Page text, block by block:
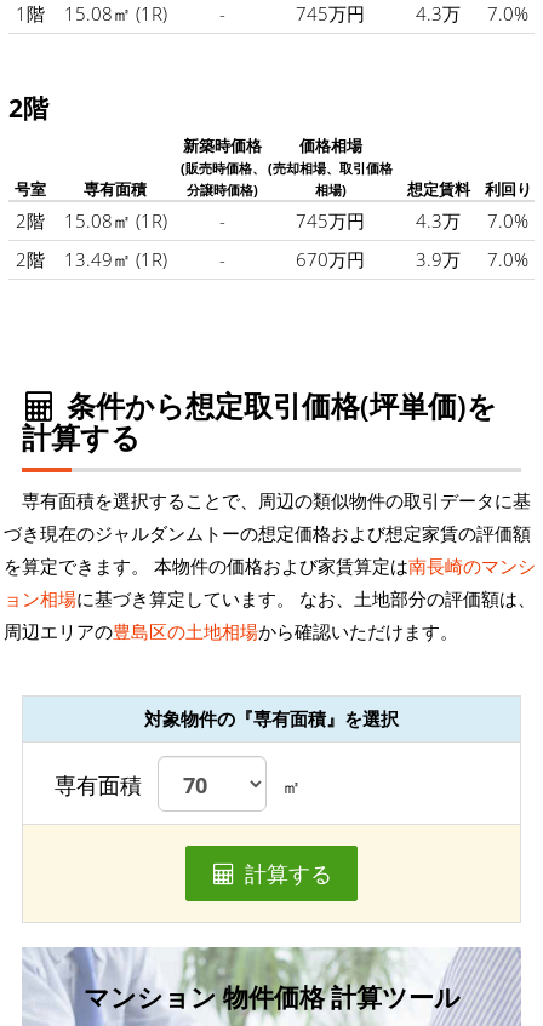
1階
15.08㎡ (1R) - 745万円 4.3万 7.0%
2階
号室 専有面積
新築時価格
(販売時価格、
分譲時価格)
価格相場
(売却相場、取引価格
相場)
想定賃料 利回り
2階 15.08㎡ (1R) - 745万円 4.3万
7.0%
2階
13.49㎡ (1R) - 670万円 3.9万 7.0%
条件から想定取引価格(坪単価)を
計算する
専有面積を選択することで、周辺の類似物件の取引データに基
づき現在のジャルダンムトーの想定価格および想定家賃の評価額
を算定できます。 本物件の価格および家賃算定は南長崎のマンシ
ョン相場に基づき算定しています。 なお、土地部分の評価額は、
周辺エリアの豊島区の土地相場から確認いただけます。
対象物件の『専有面積』を選択
専有面積 ㎡
計算する
マンション 物件価格 計算ツール